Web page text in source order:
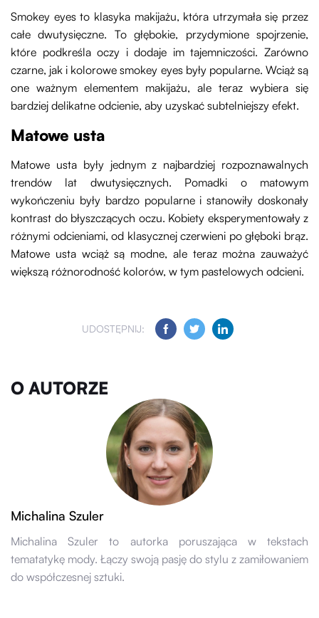
Smokey eyes to klasyka makijażu, która utrzymała się przez
całe dwutysięczne. To głębokie, przydymione spojrzenie,
które podkreśla oczy i dodaje im tajemniczości. Zarówno
czarne, jak i kolorowe smokey eyes były popularne. Wciąż są
one ważnym elementem makijażu, ale teraz wybiera się
bardziej delikatne odcienie, aby uzyskać subtelniejszy efekt.
Matowe usta
Matowe usta były jednym z najbardziej rozpoznawalnych
trendów lat dwutysięcznych. Pomadki o matowym
wykończeniu były bardzo popularne i stanowiły doskonały
kontrast do błyszczących oczu. Kobiety eksperymentowały z
różnymi odcieniami, od klasycznej czerwieni po głęboki brąz.
Matowe usta wciąż są modne, ale teraz można zauważyć
większą różnorodność kolorów, w tym pastelowych odcieni.
UDOSTĘPNIJ:
O AUTORZE
Michalina Szuler
Michalina Szuler to autorka poruszająca w tekstach
tematatykę mody. Łączy swoją pasję do stylu z zamiłowaniem
do współczesnej sztuki.